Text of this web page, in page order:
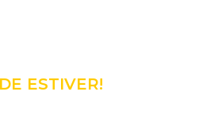
ESTIVER!